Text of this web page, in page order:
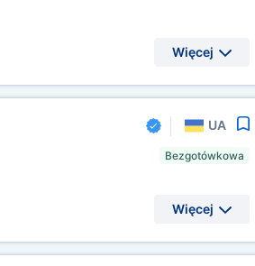
Więcej
UA
Bezgotówkowa
Więcej